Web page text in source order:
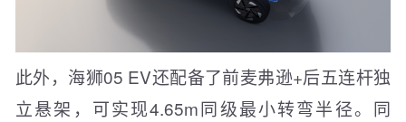
此外，海狮05 EV还配备了前麦弗逊+后五连杆独
立悬架，可实现4.65m同级最小转弯半径。同